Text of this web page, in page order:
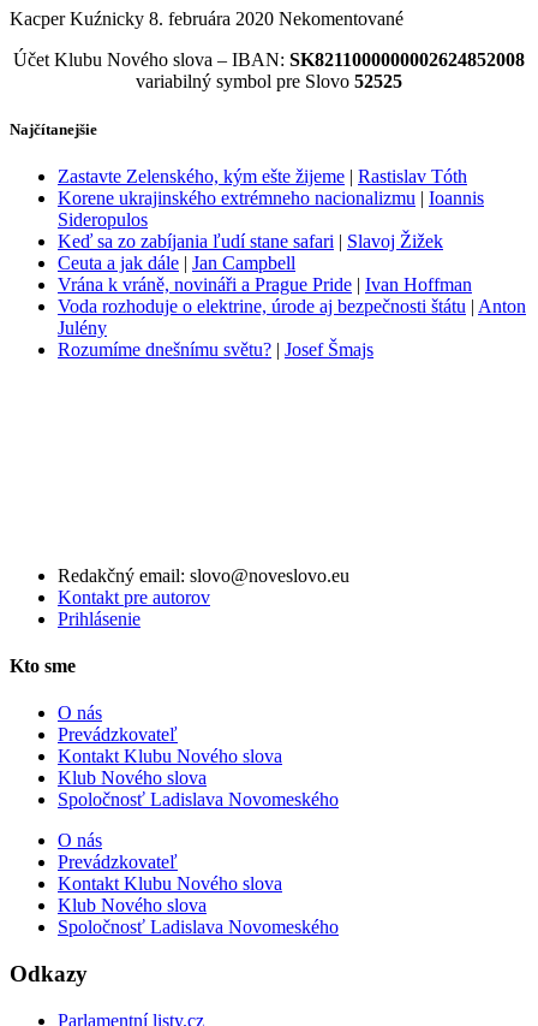
Kacper Kuźnicky 8. februára 2020 Nekomentované
Účet Klubu Nového slova – IBAN: SK8211000000002624852008
variabilný symbol pre Slovo 52525
Najčítanejšie
Zastavte Zelenského, kým ešte žijeme | Rastislav Tóth
Korene ukrajinského extrémneho nacionalizmu | Ioannis
Sideropulos
Keď sa zo zabíjania ľudí stane safari | Slavoj Žižek
Ceuta a jak dále | Jan Campbell
Vrána k vráně, novináři a Prague Pride | Ivan Hoffman
Voda rozhoduje o elektrine, úrode aj bezpečnosti štátu | Anton
Julény
Rozumíme dnešnímu světu? | Josef Šmajs
Redakčný email: slovo@noveslovo.eu
Kontakt pre autorov
Prihlásenie
Kto sme
O nás
Prevádzkovateľ
Kontakt Klubu Nového slova
Klub Nového slova
Spoločnosť Ladislava Novomeského
O nás
Prevádzkovateľ
Kontakt Klubu Nového slova
Klub Nového slova
Spoločnosť Ladislava Novomeského
Odkazy
Parlamentní listy.cz